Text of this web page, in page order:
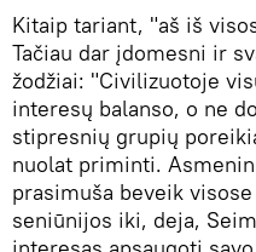
Kitaip tariant, "aš iš
Tačiau dar įdomesni ir
žodžiai: "Civilizuotoje
interesų balanso, o ne
stipresnių grupių
nuolat priminti.
prasimuša beveik
seniūnijos iki, deja,